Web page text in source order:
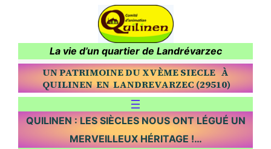
La vie d’un quartier de Landrévarzec
UN PATRIMOINE DU XVÈME SIECLE À
QUILINEN EN LANDREVARZEC (29510)
QUILINEN : LES SIÈCLES NOUS ONT LÉGUÉ UN
MERVEILLEUX HÉRITAGE !…